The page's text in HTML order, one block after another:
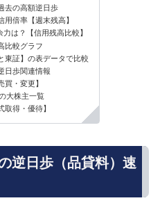
去の高額逆日歩
用倍率【週末残高】
は？【信用残高比較】
比較グラフ
東証】の表データで比較
日歩関連情報
買・変更】
大株主一覧
取得・優待】
逆日歩（品貸料）速